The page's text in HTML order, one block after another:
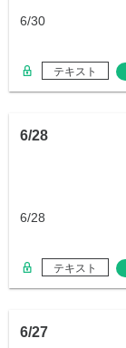
6/30
テキスト
6/28
6/28
テキスト
6/27